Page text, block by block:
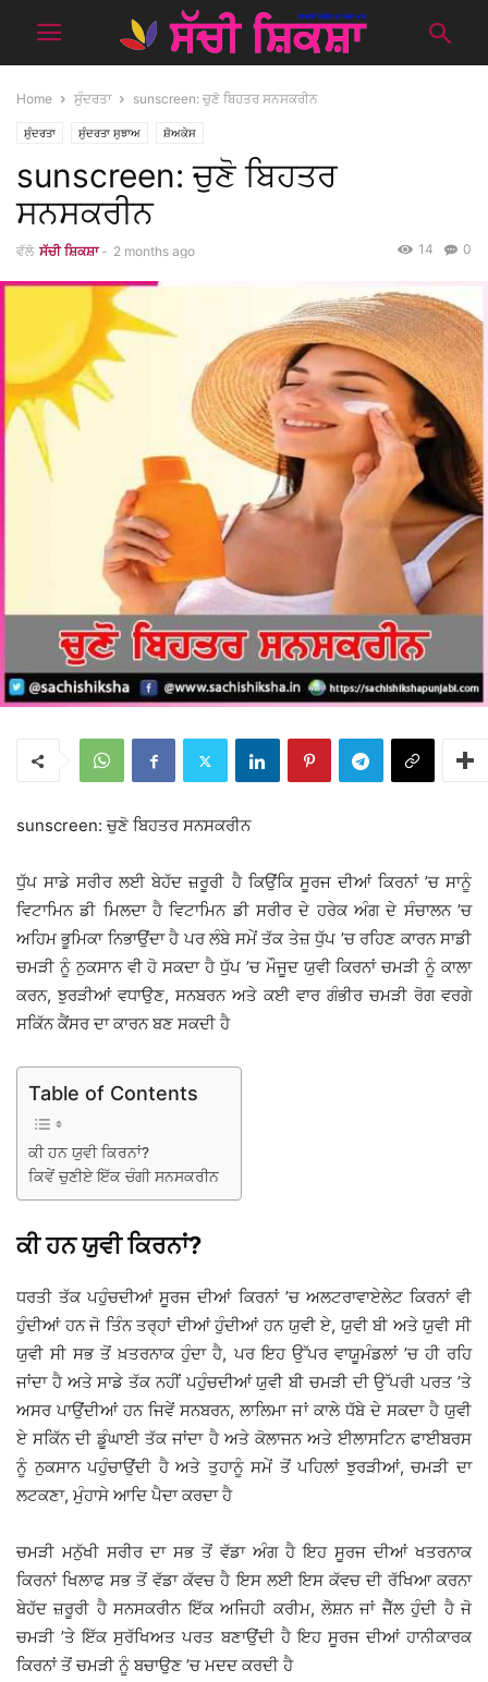
Home ਸੁੰਦਰਤਾ sunscreen: ਚੁਣੋ ਬਿਹਤਰ ਸਨਸਕਰੀਨ
ਸੁੰਦਰਤਾ ਸੁੰਦਰਤਾ ਸੁਝਾਅ ਸ਼ੋਅਕੇਸ
sunscreen: ਚੁਣੋ ਬਿਹਤਰ
ਸਨਸਕਰੀਨ
ਵੱਲੋ ਸੱਚੀ ਸ਼ਿਕਸ਼ਾ - 2 months ago 0
14
sunscreen: ਚੁਣੋ ਬਿਹਤਰ ਸਨਸਕਰੀਨ
ਧੁੱਪ ਸਾਡੇ ਸਰੀਰ ਲਈ ਬੇਹੱਦ ਜ਼ਰੂਰੀ ਹੈ ਕਿਉਂਕਿ ਸੂਰਜ ਦੀਆਂ ਕਿਰਨਾਂ ’ਚ ਸਾਨੂੰ
ਵਿਟਾਮਿਨ ਡੀ ਮਿਲਦਾ ਹੈ ਵਿਟਾਮਿਨ ਡੀ ਸਰੀਰ ਦੇ ਹਰੇਕ ਅੰਗ ਦੇ ਸੰਚਾਲਨ ’ਚ
ਅਹਿਮ ਭੂਮਿਕਾ ਨਿਭਾਉਂਦਾ ਹੈ ਪਰ ਲੰਬੇ ਸਮੇਂ ਤੱਕ ਤੇਜ਼ ਧੁੱਪ ’ਚ ਰਹਿਣ ਕਾਰਨ ਸਾਡੀ
ਚਮੜੀ ਨੂੰ ਨੁਕਸਾਨ ਵੀ ਹੋ ਸਕਦਾ ਹੈ ਧੁੱਪ ’ਚ ਮੌਜੂਦ ਯੁਵੀ ਕਿਰਨਾਂ ਚਮੜੀ ਨੂੰ ਕਾਲਾ
ਕਰਨ, ਝੁਰੜੀਆਂ ਵਧਾਉਣ, ਸਨਬਰਨ ਅਤੇ ਕਈ ਵਾਰ ਗੰਭੀਰ ਚਮੜੀ ਰੋਗ ਵਰਗੇ
ਸਕਿੱਨ ਕੈਂਸਰ ਦਾ ਕਾਰਨ ਬਣ ਸਕਦੀ ਹੈ
Table of Contents
ਕੀ ਹਨ ਯੁਵੀ ਕਿਰਨਾਂ?
ਕਿਵੇਂ ਚੁਣੀਏ ਇੱਕ ਚੰਗੀ ਸਨਸਕਰੀਨ
ਕੀ ਹਨ ਯੁਵੀ ਕਿਰਨਾਂ?
ਧਰਤੀ ਤੱਕ ਪਹੁੰਚਦੀਆਂ ਸੂਰਜ ਦੀਆਂ ਕਿਰਨਾਂ ’ਚ ਅਲਟਰਾਵਾਏਲੇਟ ਕਿਰਨਾਂ ਵੀ
ਹੁੰਦੀਆਂ ਹਨ ਜੋ ਤਿੰਨ ਤਰ੍ਹਾਂ ਦੀਆਂ ਹੁੰਦੀਆਂ ਹਨ ਯੁਵੀ ਏ, ਯੁਵੀ ਬੀ ਅਤੇ ਯੁਵੀ ਸੀ
ਯੁਵੀ ਸੀ ਸਭ ਤੋਂ ਖ਼ਤਰਨਾਕ ਹੁੰਦਾ ਹੈ, ਪਰ ਇਹ ਉੱਪਰ ਵਾਯੂਮੰਡਲਾਂ ’ਚ ਹੀ ਰਹਿ
ਜਾਂਦਾ ਹੈ ਅਤੇ ਸਾਡੇ ਤੱਕ ਨਹੀਂ ਪਹੁੰਚਦੀਆਂ ਯੁਵੀ ਬੀ ਚਮੜੀ ਦੀ ਉੱਪਰੀ ਪਰਤ ’ਤੇ
ਅਸਰ ਪਾਉਂਦੀਆਂ ਹਨ ਜਿਵੇਂ ਸਨਬਰਨ, ਲਾਲਿਮਾ ਜਾਂ ਕਾਲੇ ਧੱਬੇ ਦੇ ਸਕਦਾ ਹੈ ਯੁਵੀ
ਏ ਸਕਿੱਨ ਦੀ ਡੂੰਘਾਈ ਤੱਕ ਜਾਂਦਾ ਹੈ ਅਤੇ ਕੋਲਾਜਨ ਅਤੇ ਈਲਾਸਟਿਨ ਫਾਈਬਰਸ
ਨੂੰ ਨੁਕਸਾਨ ਪਹੁੰਚਾਉਂਦੀ ਹੈ ਅਤੇ ਤੁਹਾਨੂੰ ਸਮੇਂ ਤੋਂ ਪਹਿਲਾਂ ਝੁਰੜੀਆਂ, ਚਮੜੀ ਦਾ
ਲਟਕਣਾ, ਮੁੰਹਾਸੇ ਆਦਿ ਪੈਦਾ ਕਰਦਾ ਹੈ
ਚਮੜੀ ਮਨੁੱਖੀ ਸਰੀਰ ਦਾ ਸਭ ਤੋਂ ਵੱਡਾ ਅੰਗ ਹੈ ਇਹ ਸੂਰਜ ਦੀਆਂ ਖਤਰਨਾਕ
ਕਿਰਨਾਂ ਖਿਲਾਫ ਸਭ ਤੋਂ ਵੱਡਾ ਕੱਵਚ ਹੈ ਇਸ ਲਈ ਇਸ ਕੱਵਚ ਦੀ ਰੱਖਿਆ ਕਰਨਾ
ਬੇਹੱਦ ਜ਼ਰੂਰੀ ਹੈ ਸਨਸਕਰੀਨ ਇੱਕ ਅਜਿਹੀ ਕਰੀਮ, ਲੋਸ਼ਨ ਜਾਂ ਜੈੱਲ ਹੁੰਦੀ ਹੈ ਜੋ
ਚਮੜੀ ’ਤੇ ਇੱਕ ਸੁਰੱਖਿਅਤ ਪਰਤ ਬਣਾਉਂਦੀ ਹੈ ਇਹ ਸੂਰਜ ਦੀਆਂ ਹਾਨੀਕਾਰਕ
ਕਿਰਨਾਂ ਤੋਂ ਚਮੜੀ ਨੂੰ ਬਚਾਉਣ ’ਚ ਮਦਦ ਕਰਦੀ ਹੈ